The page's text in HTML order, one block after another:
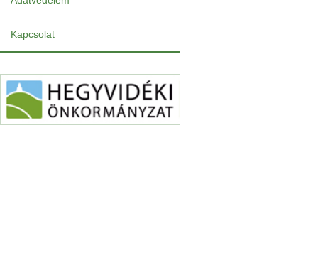
Kapcsolat